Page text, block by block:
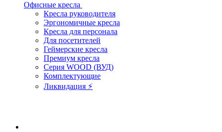
Офисные кресла
Кресла руководителя
Эргономичные кресла
Кресла для персонала
Для посетителей
Геймерские кресла
Премиум кресла
Серия WOOD (ВУД)
Комплектующие
Ликвидация ⚡